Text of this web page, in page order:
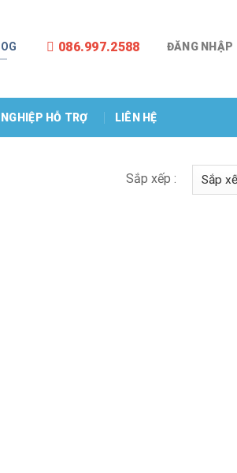
086.997.2588 ĐĂNG NHẬP
HỖ TRỢ LIÊN HỆ
Sắp xếp :